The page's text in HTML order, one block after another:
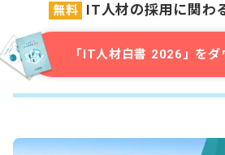
無料 IT人材の採用に関わ
「IT人材白書 2026」をダ